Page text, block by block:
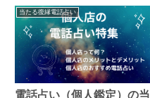
す。
当たる復縁電話占い
電話占い（個人鑑定）の当